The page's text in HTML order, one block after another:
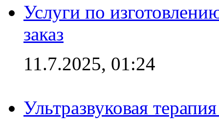
Услуги по
заказ
11.7.2025, 01:24
Ультразвуковая